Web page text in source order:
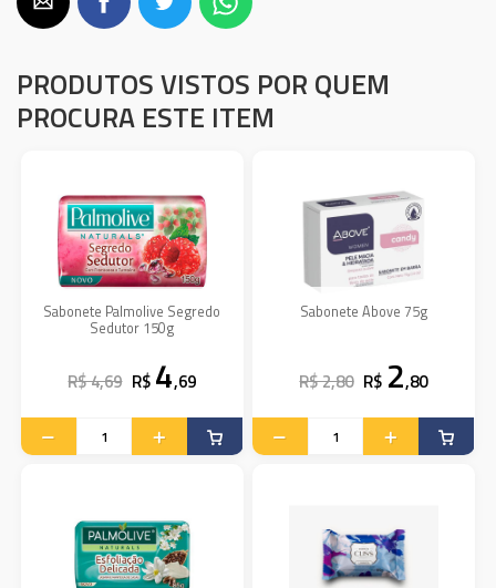
PRODUTOS VISTOS POR QUEM
PROCURA ESTE ITEM
Sabonete Palmolive Segredo
Sedutor 150g
R$ 4,69 R$ 4,69
Sabonete Above 75g
R$ 2,80 R$ 2,80